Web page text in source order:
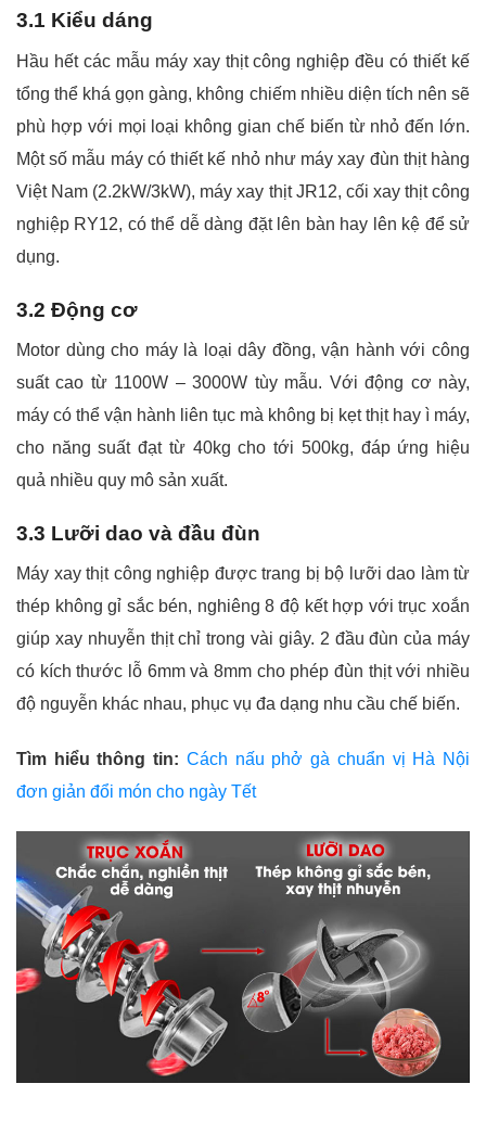
3.1 Kiểu dáng
Hầu hết các mẫu máy xay thịt công nghiệp đều có thiết kế
tổng thể khá gọn gàng, không chiếm nhiều diện tích nên sẽ
phù hợp với mọi loại không gian chế biến từ nhỏ đến lớn.
Một số mẫu máy có thiết kế nhỏ như máy xay đùn thịt hàng
Việt Nam (2.2kW/3kW), máy xay thịt JR12, cối xay thịt công
nghiệp RY12, có thể dễ dàng đặt lên bàn hay lên kệ để sử
dụng.
3.2 Động cơ
Motor dùng cho máy là loại dây đồng, vận hành với công
suất cao từ 1100W – 3000W tùy mẫu. Với động cơ này,
máy có thể vận hành liên tục mà không bị kẹt thịt hay ì máy,
cho năng suất đạt từ 40kg cho tới 500kg, đáp ứng hiệu
quả nhiều quy mô sản xuất.
3.3 Lưỡi dao và đầu đùn
Máy xay thịt công nghiệp được trang bị bộ lưỡi dao làm từ
thép không gỉ sắc bén, nghiêng 8 độ kết hợp với trục xoắn
giúp xay nhuyễn thịt chỉ trong vài giây. 2 đầu đùn của máy
có kích thước lỗ 6mm và 8mm cho phép đùn thịt với nhiều
độ nguyễn khác nhau, phục vụ đa dạng nhu cầu chế biến.
Tìm hiểu thông tin: Cách nấu phở gà chuẩn vị Hà Nội
đơn giản đổi món cho ngày Tết